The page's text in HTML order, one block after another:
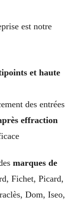
est notre
et haute
des entrées
effraction
marques de
Fichet, Picard,
Dom, Iseo,